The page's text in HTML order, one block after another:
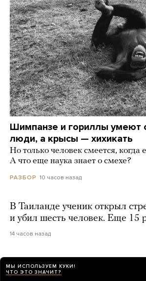
Шимпанзе и гориллы умеют
люди, а крысы — хихикать
Но только человек смеется,
А что еще наука знает о смехе?
РАЗБОР 10 часов назад
В Таиланде ученик открыл
и убил шесть человек. Еще 15
14 часов назад
«Нам самим нужны». Трамп —
о дополнительных ракетах
МЫ ИСПОЛЬЗУЕМ КУКИ!
ЧТО ЭТО ЗНАЧИТ?